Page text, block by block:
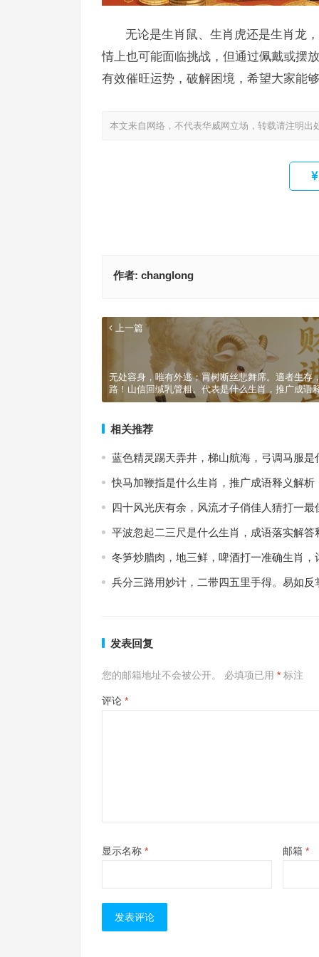
无论是生肖鼠、生肖虎还是生肖龙
情上也可能面临挑战，但通过佩戴或摆
有效催旺运势，破解困境，希望大家能
本文来自网络，不代表华威网立场，转载请注明出
作者: changlong
上一篇
无处容身，唯有外逃；罥树断丝悲舞席。適者生存
路！山信回缄乳管粗。代表是什么生肖，推广成语
相关推荐
蓝色精灵踢天弄井，梯山航海，弓调马服
快马加鞭指是什么生肖，推广成语释义解析
四十风光庆有余，风流才子俏佳人猜打一
平波忽起二三尺是什么生肖，成语落实解答
冬笋炒腊肉，地三鲜，啤酒打一准确生肖，
兵分三路用妙计，二带四五里手得。易如
发表回复
您的邮箱地址不会被公开。 必填项已用 * 标注
评论 *
显示名称 * 邮箱 *